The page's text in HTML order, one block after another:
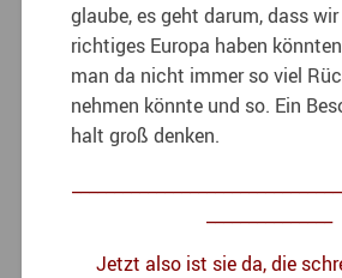
glaube, es geht darum, dass
richtiges Europa haben
man da nicht immer so viel
nehmen könnte und so. Ein
halt groß denken.
Jetzt also ist sie da, die